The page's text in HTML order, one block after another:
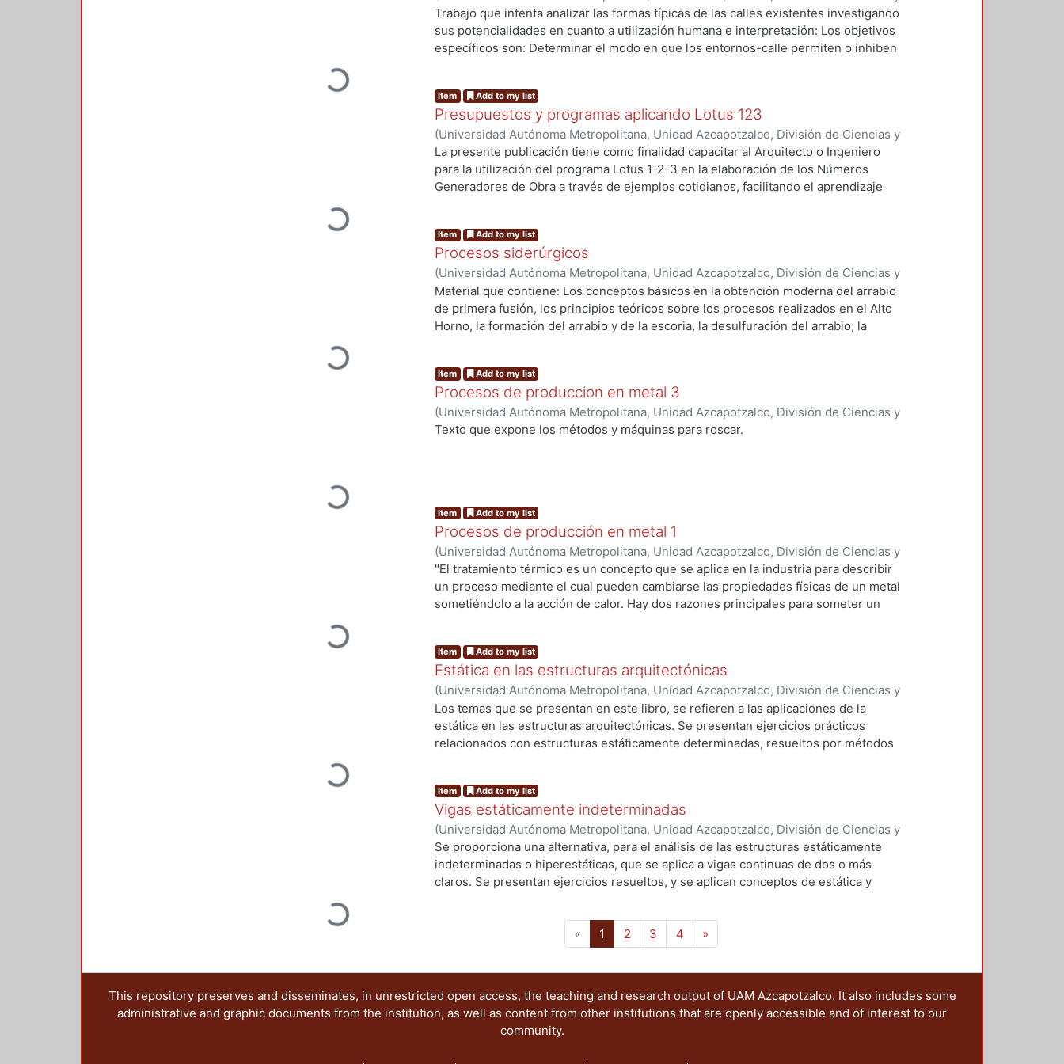
Loading...
Artes para el Diseño, Departamento de Procesos y Técnicas de Realización,1995)
Peniche Camacho, Luis Alfonso
Trabajo que intenta analizar las formas típicas de las calles existentes investigando
sus potencialidades en cuanto a utilización humana e interpretación: Los objetivos
específicos son: Determinar el modo en que los entornos-calle permiten o inhiben
a cabo una reformulación y una reestructuración basadas en el modo en que los
entornos-calle afectan la interacción social. Dar respuesta a un problema
especifico de una gran ciudad como puede ser la ciudad de México.
Loading...
Item Add to my list
Presupuestos y programas aplicando Lotus 123
(Universidad Autónoma Metropolitana, Unidad Azcapotzalco, División de Ciencias y
Artes para el Diseño, Departamento de Procesos y Técnicas de Realización,1991
Vilchis Salazar, Rubén
La presente publicación tiene como finalidad capacitar al Arquitecto o Ingeniero
para la utilización del programa Lotus 1-2-3 en la elaboración de los Números
Generadores de Obra a través de ejemplos cotidianos, facilitando el aprendizaje
Loading...
Item Add to my list
Procesos siderúrgicos
(Universidad Autónoma Metropolitana, Unidad Azcapotzalco, División de Ciencias y
Artes para el Diseño, Departamento de Procesos y Técnicas de Realización,1992)
Meléndez, Elodino
Material que contiene: Los conceptos básicos en la obtención moderna del arrabio
de primera fusión, los principios teóricos sobre los procesos realizados en el Alto
Horno, la formación del arrabio y de la escoria, la desulfuración del arrabio; la
procesos de reducción directa.
Loading...
Item Add to my list
Procesos de produccion en metal 3
(Universidad Autónoma Metropolitana, Unidad Azcapotzalco, División de Ciencias y
Artes para el Diseño, Departamento de Procesos y Técnicas de Realización
Texto que expone los métodos y máquinas para roscar.
Loading...
Item Add to my list
Procesos de producción en metal 1
(Universidad Autónoma Metropolitana, Unidad Azcapotzalco, División de Ciencias y
Artes para el Diseño, Departamento de Procesos y Técnicas de Realización,1993)
Ramos Cascales, Antonio
"El tratamiento térmico es un concepto que se aplica en la industria para describir
un proceso mediante el cual pueden cambiarse las propiedades físicas de un metal
sometiéndolo a la acción de calor. Hay dos razones principales para someter un
Loading...
Item Add to my list
Estática en las estructuras arquitectónicas
(Universidad Autónoma Metropolitana, Unidad Azcapotzalco, División de Ciencias y
Artes para el Diseño, Departamento de Procesos y Técnicas de Realización ,1997
García Malo Flores, Carlos
Los temas que se presentan en este libro, se refieren a las aplicaciones de la
estática en las estructuras arquitectónicas. Se presentan ejercicios prácticos
relacionados con estructuras estáticamente determinadas, resueltos por métodos
conceptos de la estática en estructuras isostáticas, como es el caso de armaduras
coplanares, que con frecuencia se utilizan en la práctica profesional. Se expone el
caso de una estructura en arco de 3 articulaciones en la que pueden considerarse
a la vez, dos armaduras coplanares unidas por una articulación, y la solución se
refiere sólo al cálculo de las reacciones en las articulaciones.
Loading...
Item Add to my list
Vigas estáticamente indeterminadas
(Universidad Autónoma Metropolitana, Unidad Azcapotzalco, División de Ciencias y
Artes para el Diseño, Departamento de Procesos y Técnicas de Realización,1993
García Malo, Carlos
Se proporciona una alternativa, para el análisis de las estructuras estáticamente
indeterminadas o hiperestáticas, que se aplica a vigas continuas de dos o más
claros. Se presentan ejercicios resueltos, y se aplican conceptos de estática y
« 1 (current)
2 3 4 »
This repository preserves and disseminates, in unrestricted open access, the teaching and research output of UAM Azcapotzalco. It also includes some
administrative and graphic documents from the institution, as well as content from other institutions that are openly accessible and of interest to our
community.